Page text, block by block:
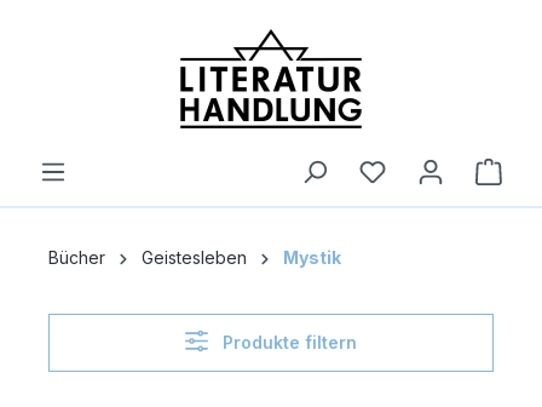
Bücher Geistesleben Mystik
Produkte filtern